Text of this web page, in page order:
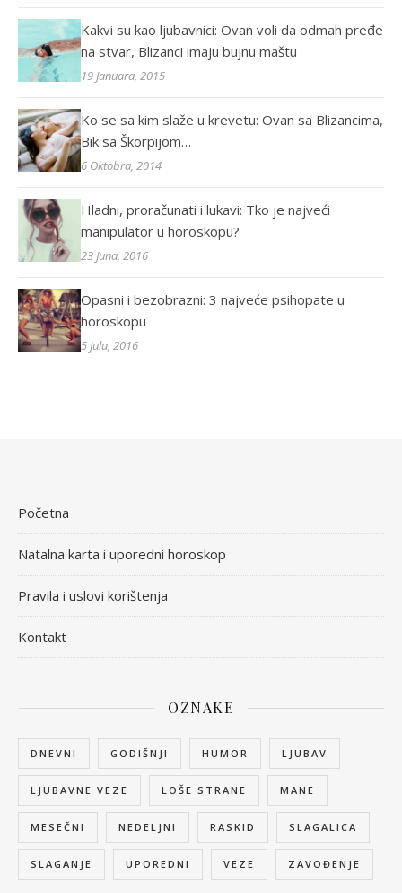
Kakvi su kao ljubavnici: Ovan voli da odmah pređe
na stvar, Blizanci imaju bujnu maštu
19 Januara, 2015
Ko se sa kim slaže u krevetu: Ovan sa Blizancima,
Bik sa Škorpijom…
6 Oktobra, 2014
Hladni, proračunati i lukavi: Tko je najveći
manipulator u horoskopu?
23 Juna, 2016
Opasni i bezobrazni: 3 najveće psihopate u
horoskopu
5 Jula, 2016
Početna
Natalna karta i uporedni horoskop
Pravila i uslovi korištenja
Kontakt
OZNAKE
DNEVNI GODIŠNJI HUMOR LJUBAV
LJUBAVNE VEZE LOŠE STRANE MANE
MESEČNI NEDELJNI RASKID SLAGALICA
SLAGANJE UPOREDNI VEZE ZAVOĐENJE